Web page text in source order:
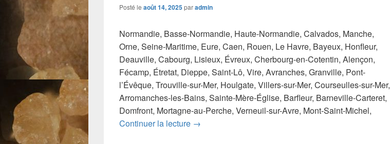
Posté le août 14, 2025paradmin
Normandie, Basse-Normandie, Haute-Normandie, Calvados, Manche,
Orne, Seine-Maritime, Eure, Caen, Rouen, Le Havre, Bayeux, Honfleur,
Deauville, Cabourg, Lisieux, Évreux, Cherbourg-en-Cotentin, Alençon,
Fécamp, Étretat, Dieppe, Saint-Lô, Vire, Avranches, Granville, Pont-
l’Évêque, Trouville-sur-Mer, Houlgate, Villers-sur-Mer, Courseulles-sur-Mer,
Arromanches-les-Bains, Sainte-Mère-Église, Barfleur, Barneville-Carteret,
Domfront, Mortagne-au-Perche, Verneuil-sur-Avre, Mont-Saint-Michel,
Continuer la lecture mdma perpignan
→